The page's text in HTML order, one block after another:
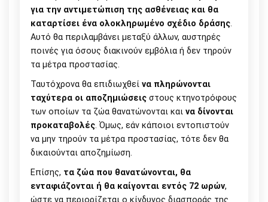
για την αντιμετώπιση της ασθένειας και θα
καταρτίσει ένα ολοκληρωμένο σχέδιο δράσης.
Αυτό θα περιλαμβάνει μεταξύ άλλων, αυστηρές
ποινές για όσους διακινούν εμβόλια ή δεν τηρούν
τα μέτρα προστασίας.
Ταυτόχρονα θα επιδιωχθεί να πληρώνονται
ταχύτερα οι αποζημιώσεις στους κτηνοτρόφους
των οποίων τα ζώα θανατώνονται και να δίνονται
προκαταβολές. Όμως, εάν κάποιοι εντοπιστούν
να μην τηρούν τα μέτρα προστασίας, τότε δεν θα
δικαιούνται αποζημίωση.
Επίσης, τα ζώα που θανατώνονται, θα
ενταφιάζονται ή θα καίγονται εντός 72 ωρών,
ώστε να περιορίζεται ο κίνδυνος διασποράς της